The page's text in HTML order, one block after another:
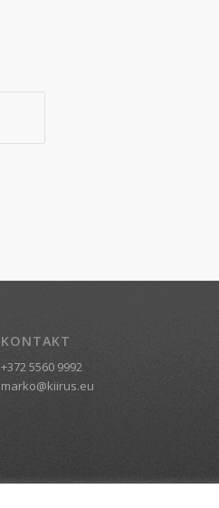
KONTAKT
+372 5560 9992
marko@kiirus.eu